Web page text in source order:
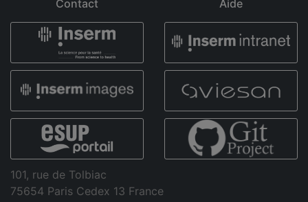
Contact
Aide
101, rue de Tolbiac
75654 Paris Cedex 13 France